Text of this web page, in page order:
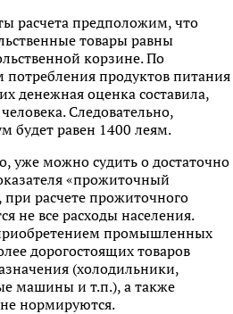
расчета предположим, что
товары равны
корзине. По
продуктов питания
денежная оценка составила,
Следовательно,
равен 1400 леям.
уже можно судить о достаточно
«прожиточный
расчете прожиточного
не все расходы населения.
промышленных
дорогостоящих товаров
(холодильники,
машины и т.п.), а также
нормируются.